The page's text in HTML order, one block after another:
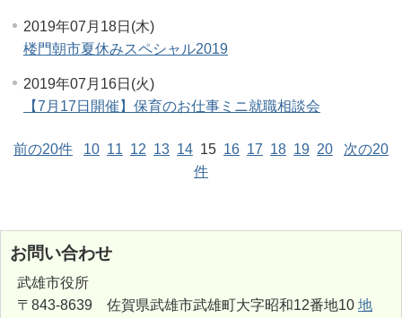
2019年07月18日(木)
楼門朝市夏休みスペシャル2019
2019年07月16日(火)
【7月17日開催】保育のお仕事ミニ就職相談会
前の20件 10 11 12 13 14 15 16 17 18 19 20
次の20
件
お問い合わせ
武雄市役所
〒843-8639 佐賀県武雄市武雄町大字昭和12番地10 地